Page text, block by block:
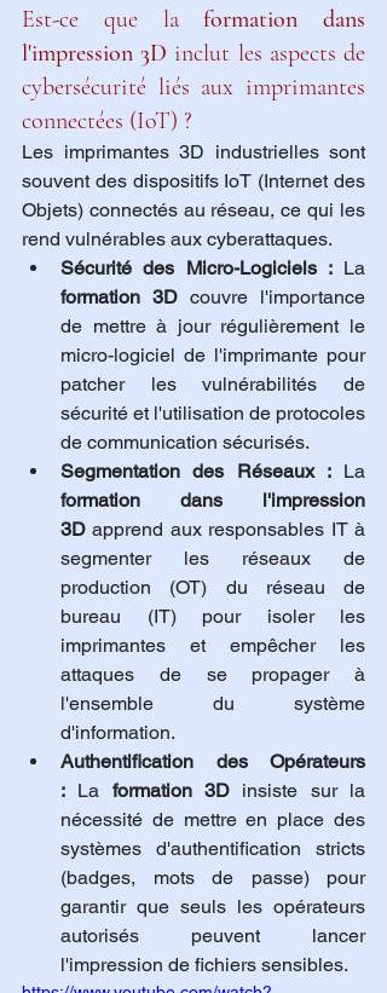
Est-ce que la formation dans
l'impression 3D inclut les aspects de
cybersécurité liés aux imprimantes
connectées (IoT) ?
Les imprimantes 3D industrielles sont
souvent des dispositifs IoT (Internet des
Objets) connectés au réseau, ce qui les
rend vulnérables aux cyberattaques.
Sécurité des Micro-Logiciels :
formation 3D couvre l'importance
de mettre à jour régulièrement le
micro-logiciel de l'imprimante pour
patcher les vulnérabilités de
sécurité et l'utilisation de protocoles
de communication sécurisés.
Segmentation des Réseaux :
formation dans l'impression
3D apprend aux responsables IT à
segmenter les réseaux de
production (OT) du réseau de
bureau (IT) pour isoler les
imprimantes et empêcher les
attaques de se propager à
l'ensemble du système
d'information.
Authentification des Opérateurs
: La formation 3D insiste sur la
nécessité de mettre en place des
systèmes d'authentification stricts
(badges, mots de passe) pour
garantir que seuls les opérateurs
autorisés peuvent lancer
l'impression de fichiers sensibles.